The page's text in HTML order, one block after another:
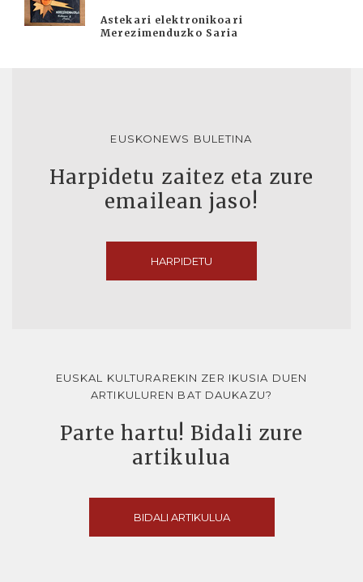
Astekari elektronikoari
Merezimenduzko Saria
EUSKONEWS BULETINA
Harpidetu zaitez eta zure
emailean jaso!
HARPIDETU
EUSKAL KULTURAREKIN ZER IKUSIA DUEN
ARTIKULUREN BAT DAUKAZU?
Parte hartu! Bidali zure
artikulua
BIDALI ARTIKULUA